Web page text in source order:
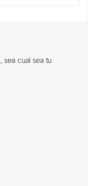
sea cual sea tu